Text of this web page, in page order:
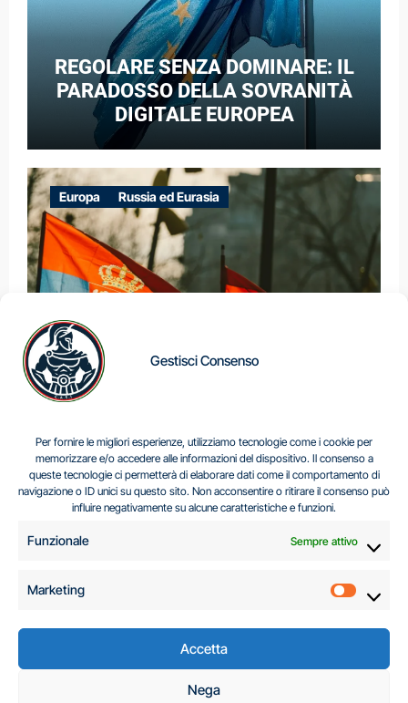
Gestisci Consenso
Per fornire le migliori esperienze, utilizziamo tecnologie come i cookie per
memorizzare e/o accedere alle informazioni del dispositivo. Il consenso a
queste tecnologie ci permetterà di elaborare dati come il comportamento di
navigazione o ID unici su questo sito. Non acconsentire o ritirare il consenso può
influire negativamente su alcune caratteristiche e funzioni.
Funzionale Sempre attivo
Marketing
Accetta
Nega
REGOLARE SENZA DOMINARE: IL
PARADOSSO DELLA SOVRANITÀ
DIGITALE EUROPEA
Europa Russia ed Eurasia
Centro Analisi e Studi Italus © Tutti i diritti riservati
C.A.S.I. – Centro